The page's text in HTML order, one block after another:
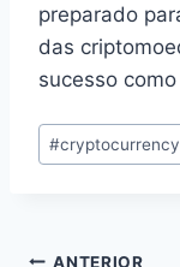
preparado
das
sucesso
Tags
do
#
ANTERIOR